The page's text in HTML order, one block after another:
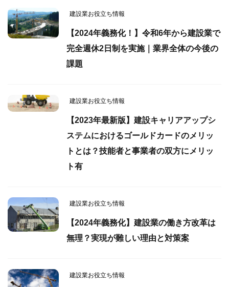
建設業お役立ち情報
【2024年義務化！】令和6年から建設業で
完全週休2日制を実施｜業界全体の今後の
課題
建設業お役立ち情報
【2023年最新版】建設キャリアアップシ
ステムにおけるゴールドカードのメリッ
トとは？技能者と事業者の双方にメリッ
ト有
建設業お役立ち情報
【2024年義務化】建設業の働き方改革は
無理？実現が難しい理由と対策案
建設業お役立ち情報